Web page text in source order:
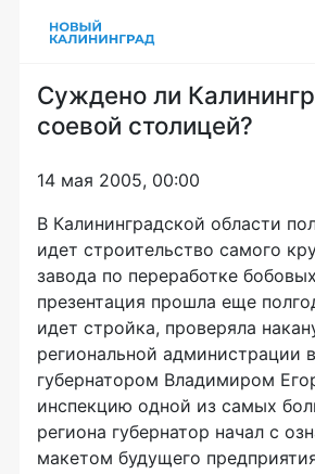
Суждено ли
соевой столицей?
14 мая 2005, 00:00
В Калининградской области
идет строительство самого
завода по переработке
презентация прошла еще
идет стройка, проверяла
региональной администрации
губернатором Владимиром
инспекцию одной из самых
региона губернатор начал с
макетом будущего